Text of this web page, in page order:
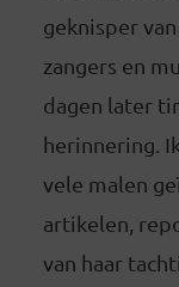
geknisper
zangers en
dagen later
herinnering.
vele malen
artikelen,
van haar